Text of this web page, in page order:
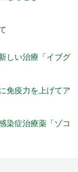
しい治療「イブグ
免疫力を上げてア
染症治療薬「ゾコ